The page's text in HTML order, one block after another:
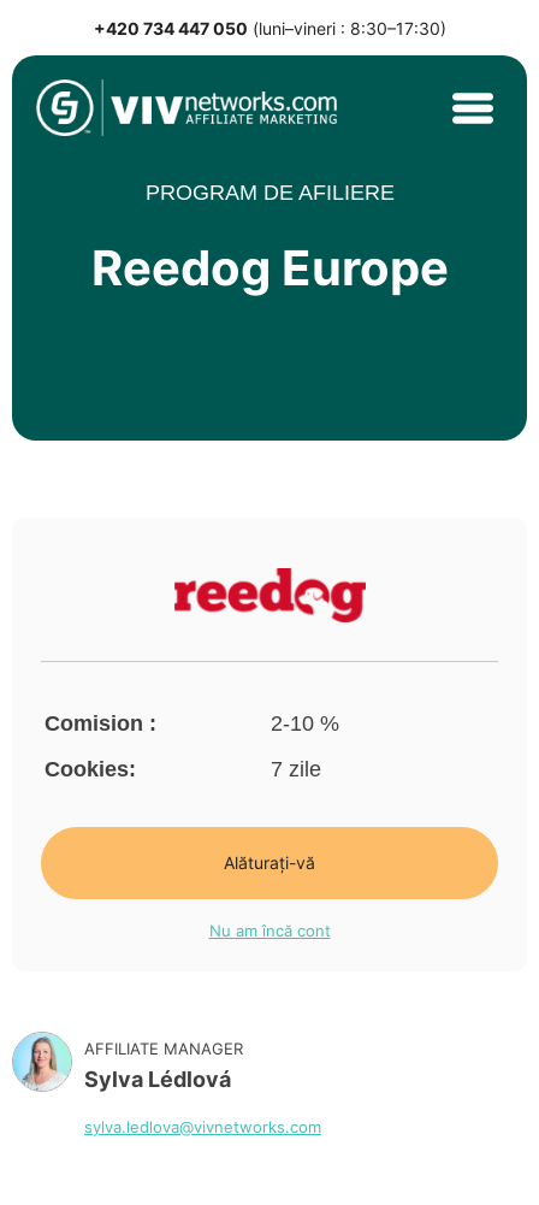
to
content
+420 734 447 050 (luni–vineri : 8:30–17:30)
VIVnetworks.com
Nejvýkonnější affiliate síť v CEE
PROGRAM DE AFILIERE
Reedog Europe
Comision :
2-10 %
Cookies:
7 zile
Alăturați-vă
Nu am încă cont
AFFILIATE MANAGER
Sylva Lédlová
sylva.ledlova@vivnetworks.com